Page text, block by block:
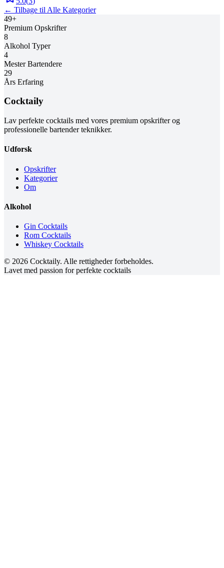
← Tilbage til Alle Kategorier
49+
Premium Opskrifter
8
Alkohol Typer
4
Mester Bartendere
29
Års Erfaring
Cocktaily
Lav perfekte cocktails med vores premium opskrifter og
professionelle bartender teknikker.
Udforsk
Opskrifter
Kategorier
Om
Alkohol
Gin Cocktails
Rom Cocktails
Whiskey Cocktails
© 2026 Cocktaily. Alle rettigheder forbeholdes.
Lavet med passion for perfekte cocktails